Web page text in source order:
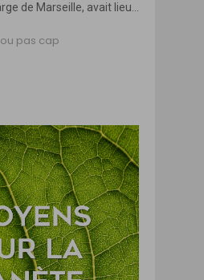
de Marseille, avait lieu...
pas cap